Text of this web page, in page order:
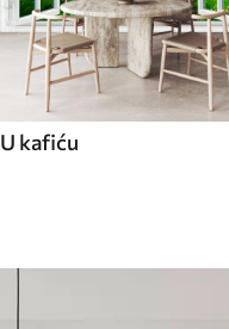
U kafiću